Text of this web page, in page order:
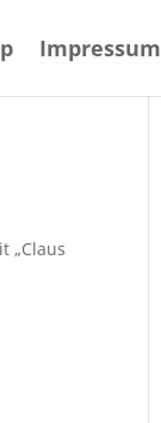
Impressum
„Claus